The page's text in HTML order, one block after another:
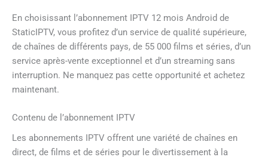
En choisissant l’abonnement IPTV 12 mois Android de
StaticIPTV, vous profitez d’un service de qualité supérieure,
de chaînes de différents pays, de 55 000 films et séries, d’un
service après-vente exceptionnel et d’un streaming sans
interruption. Ne manquez pas cette opportunité et achetez
maintenant.
Contenu de l’abonnement IPTV
Les abonnements IPTV offrent une variété de chaînes en
direct, de films et de séries pour le divertissement à la